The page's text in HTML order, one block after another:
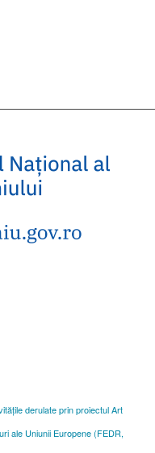
derulate prin proiectul Art
ale Uniunii Europene (FEDR,